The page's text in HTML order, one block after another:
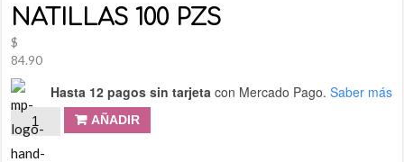
NATILLAS 100 PZS
$
84.90
Hasta 12 pagos sin tarjeta con Mercado Pago. Saber más
AÑADIR